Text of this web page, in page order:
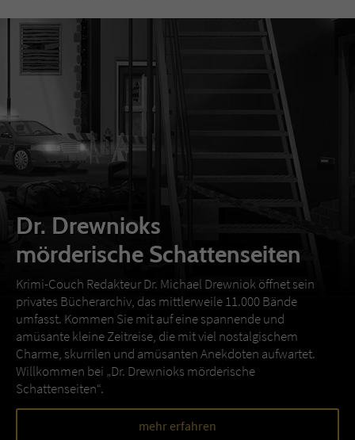
Dr. Drewnioks
mörderische Schattenseiten
Krimi-Couch Redakteur Dr. Michael Drewniok öffnet sein
privates Bücherarchiv, das mittlerweile 11.000 Bände
umfasst. Kommen Sie mit auf eine spannende und
amüsante kleine Zeitreise, die mit viel nostalgischem
Charme, skurrilen und amüsanten Anekdoten aufwartet.
Willkommen bei „Dr. Drewnioks mörderische
Schattenseiten“.
mehr erfahren